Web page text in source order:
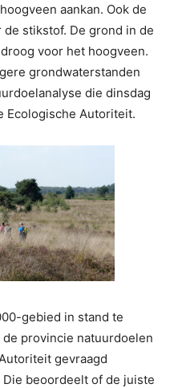
aankan. Ook de
stikstof. De grond in de
voor het hoogveen.
grondwaterstanden
die dinsdag
Ecologische Autoriteit.
gebied in stand te
provincie natuurdoelen
gevraagd
beoordeelt of de juiste